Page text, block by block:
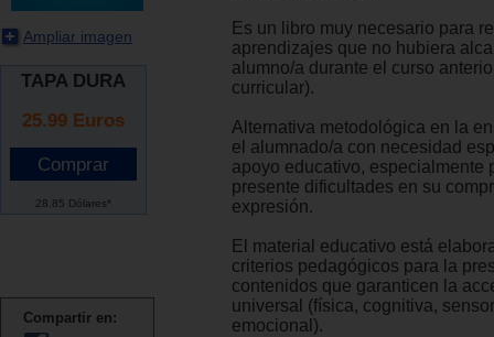
Ampliar imagen
TAPA DURA
25.99 Euros
28.85 Dólares*
Compartir en:
Es un libro muy necesario para
aprendizajes que no hubiera
alumno/a durante el curso
curricular).
Alternativa metodológica en la
el alumnado/a con necesidad
apoyo educativo, especialmente
presente dificultades en su
expresión.
El material educativo está
criterios pedagógicos para la
contenidos que garanticen la
universal (física, cognitiva,
emocional).